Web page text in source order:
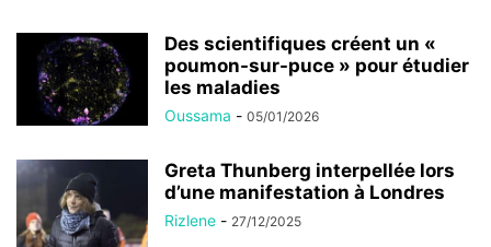
Des scientifiques créent un «
poumon-sur-puce » pour étudier
les maladies
Oussama - 05/01/2026
Greta Thunberg interpellée lors
d’une manifestation à Londres
Rizlene - 27/12/2025